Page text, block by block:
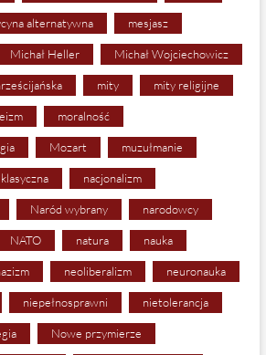
alternatywna mesjasz
Michał Heller Michał Wojciechowicz
mity mity religijne
moralność
Mozart muzułmanie
nacjonalizm
Naród wybrany narodowcy
NATO natura nauka
neoliberalizm neuronauka
niepełnosprawni nietolerancja
Nowe przymierze